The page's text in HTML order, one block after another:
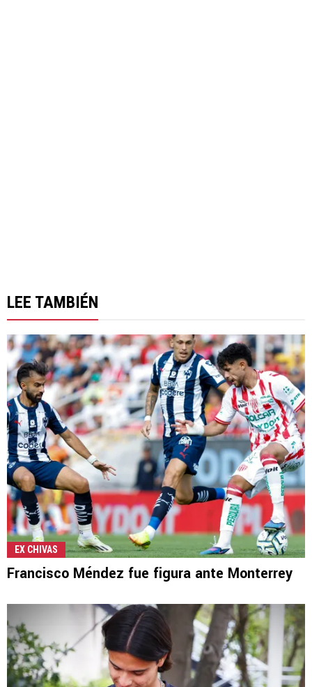
LEE TAMBIÉN
EX CHIVAS
Francisco Méndez fue figura ante Monterrey